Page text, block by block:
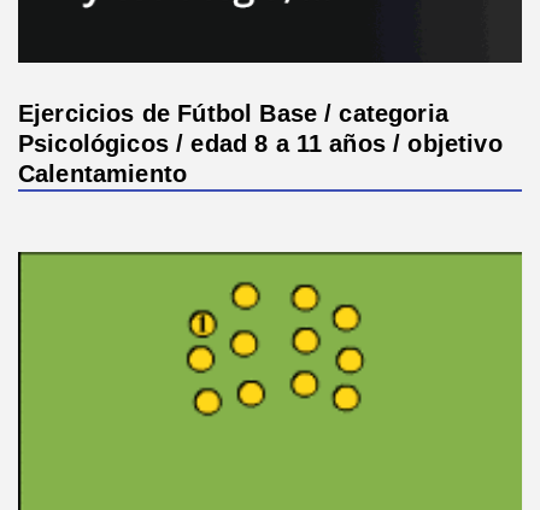
Ejercicios de Fútbol Base / categoria
Psicológicos / edad 8 a 11 años / objetivo
Calentamiento